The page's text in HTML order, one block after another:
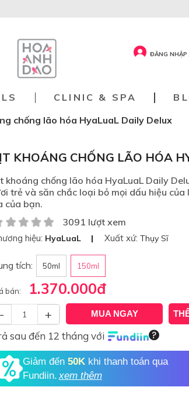
ĐĂNG NHẬP
CLINIC & SPA
chống lão hóa HyaLuaL Daily Delux
KHOÁNG CHỐNG LÃO HÓA
khoáng chống lão hóa HyaLuaL Daily
trẻ và săn chắc loại bỏ mọi dấu hiệu
của bạn.
3091 lượt xem
hiệu: HyaLuaL Xuất xứ: Thụy Sĩ
tích: 50ml 150ml
bán: 1.370.000đ
- + MUA NGAY
sau đến 12 tháng với
Giảm đến 50K khi thanh toán qua
Fundiin. xem thêm